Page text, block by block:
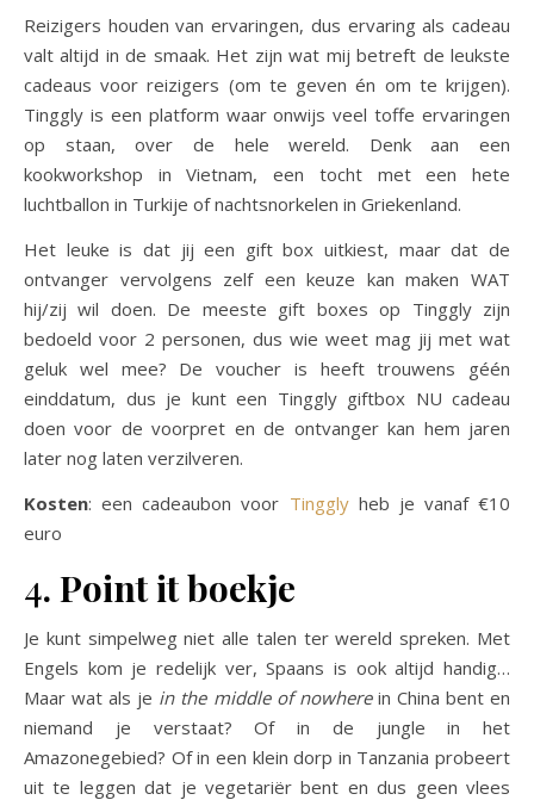
Reizigers houden van ervaringen, dus ervaring als cadeau
valt altijd in de smaak. Het zijn wat mij betreft de leukste
cadeaus voor reizigers (om te geven én om te krijgen).
Tinggly is een platform waar onwijs veel toffe ervaringen
op staan, over de hele wereld. Denk aan een
kookworkshop in Vietnam, een tocht met een hete
luchtballon in Turkije of nachtsnorkelen in Griekenland.
Het leuke is dat jij een gift box uitkiest, maar dat de
ontvanger vervolgens zelf een keuze kan maken WAT
hij/zij wil doen. De meeste gift boxes op Tinggly zijn
bedoeld voor 2 personen, dus wie weet mag jij met wat
geluk wel mee? De voucher is heeft trouwens géén
einddatum, dus je kunt een Tinggly giftbox NU cadeau
doen voor de voorpret en de ontvanger kan hem jaren
later nog laten verzilveren.
Kosten: een cadeaubon voor Tingglyheb je vanaf €10
euro
4. Point it boekje
Je kunt simpelweg niet alle talen ter wereld spreken. Met
Engels kom je redelijk ver, Spaans is ook altijd handig…
Maar wat als je in the middle of nowherein China bent en
niemand je verstaat? Of in de jungle in het
Amazonegebied? Of in een klein dorp in Tanzania probeert
uit te leggen dat je vegetariër bent en dus geen vlees